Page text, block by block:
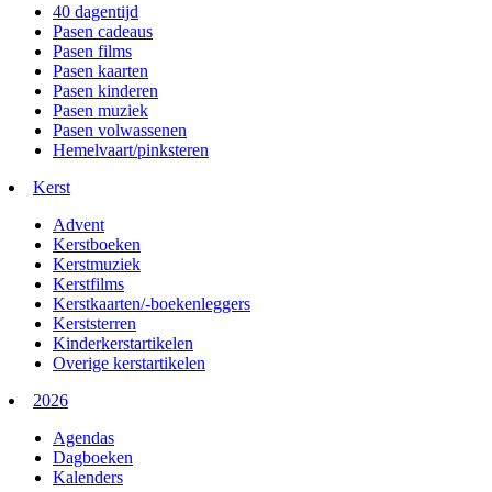
40 dagentijd
Pasen cadeaus
Pasen films
Pasen kaarten
Pasen kinderen
Pasen muziek
Pasen volwassenen
Hemelvaart/pinksteren
Kerst
Advent
Kerstboeken
Kerstmuziek
Kerstfilms
Kerstkaarten/-boekenleggers
Kerststerren
Kinderkerstartikelen
Overige kerstartikelen
2026
Agendas
Dagboeken
Kalenders